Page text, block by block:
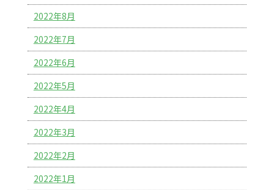
2022年8月
2022年7月
2022年6月
2022年5月
2022年4月
2022年3月
2022年2月
2022年1月